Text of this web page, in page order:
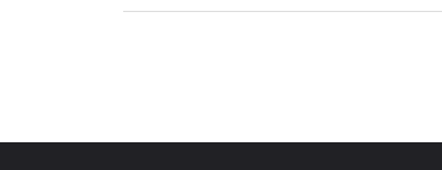
péči o ústní dutinu, která může